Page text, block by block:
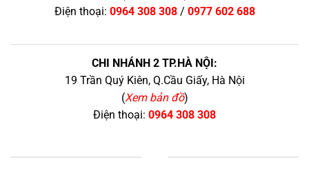
Điện thoại: 0964 308 308/ 0977 602 688
CHI NHÁNH 2 TP.HÀ NỘI:
19 Trần Quý Kiên, Q.Cầu Giấy, Hà Nội
(Xem bản đồ)
Điện thoại: 0964 308 308